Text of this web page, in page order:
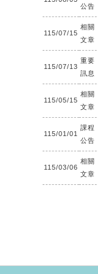
專
區
課
程
專
區
繼
續
教
育
課
程
專
區
及
之
公告
115/07/15
相關
文章
115/07/13
重要
訊息
115/05/15
相關
文章
115/01/01
課程
公告
115/03/06
相關
文章